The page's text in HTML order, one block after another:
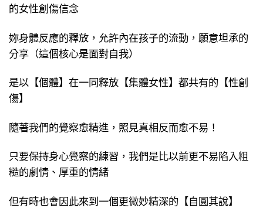
的女性創傷信念
妳身體反應的釋放，允許內在孩子的流動，願意坦承的
分享（這個核心是面對自我）
是以【個體】在一同釋放【集體女性】都共有的【性創
傷】
隨著我們的覺察愈精進，照見真相反而愈不易！
只要保持身心覺察的練習，我們是比以前更不易陷入粗
糙的劇情、厚重的情緒
但有時也會因此來到一個更微妙精深的【自圓其說】